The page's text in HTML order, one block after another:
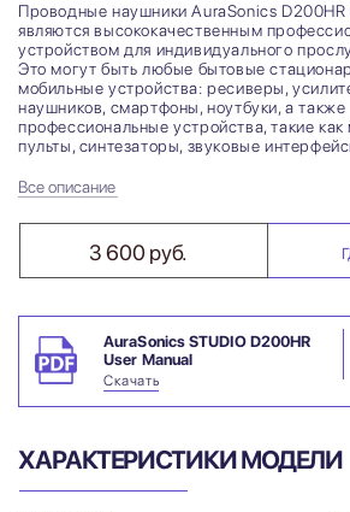
Проводные наушники AuraSonics D200HR
являются высококачественным
устройством для индивидуального
Это могут быть любые бытовые
мобильные устройства: ресиверы,
наушников, смартфоны, ноутбуки, а также
профессиональные устройства, такие
пульты, синтезаторы, звуковые
Все описание
3 600 руб.
AuraSonics STUDIO D200HR
User Manual
Скачать
ХАРАКТЕРИСТИКИ МОДЕЛИ